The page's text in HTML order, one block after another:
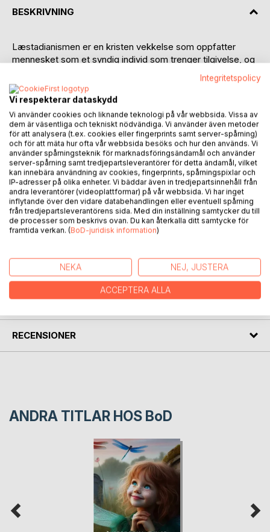
BESKRIVNING
Læstadianismen er en kristen vekkelse som oppfatter
mennesket som et syndig individ som trenger tilgivelse, og
fromhetskravene er strenge. Sol blir født inn i dette
gjennom foreldrenes tilknytning til den pietistiske
bevegelsen, i en tid der hverdagen er preget av skyggene
etter krigens brent jords taktikk og morens sviktende
psykiske helse.
Hvordan håndterer Sol å bli sendt bort som syv­åring for å
gjennomføre grunnskolen?
Hva gjør impulser fra storsamfunnet med henne som
umoden tenåring, der ikke alt er forenlig med kristen
oppdragelse? Hvilket liv får et oppvakt barn med ubesvarte
ekstensielle spørsmål, uro for å trå feil, og redsel for å
trigge morens sykdom?
FÖRFATTARE
KOMMENTARER I PRESSEN
RECENSIONER
ANDRA TITLAR HOS BoD
Integritetspolicy
Vi respekterar dataskydd
Vi använder cookies och liknande teknologi på vår webbsida. Vissa av
dem är väsentliga och tekniskt nödvändiga. Vi använder även metoder
för att analysera (t.ex. cookies eller fingerprints samt server-spårning)
och för att mäta hur ofta vår webbsida besöks och hur den används. Vi
använder spårningsteknik för marknadsföringsändamål och använder
server-spårning samt tredjepartsleverantörer för detta ändamål, vilket
kan innebära användning av cookies, fingerprints, spårningspixlar och
IP-adresser på olika enheter. Vi bäddar även in tredjepartsinnehåll från
andra leverantörer (videoplattformar) på vår webbsida. Vi har inget
inflytande över den vidare databehandlingen eller eventuell spårning
från tredjepartsleverantörens sida. Med din inställning samtycker du till
de processer som beskrivs ovan. Du kan återkalla ditt samtycke för
framtida verkan. (BoD-juridisk information)
NEKA NEJ, JUSTERA
ACCEPTERA ALLA